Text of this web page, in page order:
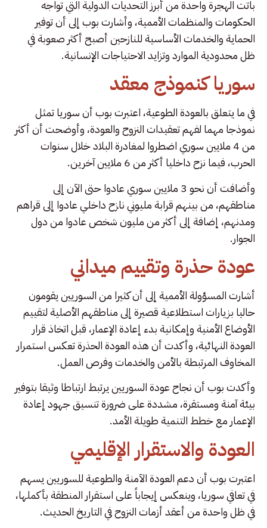
باتت الهجرة واحدة من أبرز التحديات الدولية التي تواجه
الحكومات والمنظمات الأممية، وأشارت بوب إلى أن توفير
الحماية والخدمات الأساسية للنازحين أصبح أكثر صعوبة في
ظل محدودية الموارد وتزايد الاحتياجات الإنسانية.
سوريا كنموذج معقد
في ما يتعلق بالعودة الطوعية، اعتبرت بوب أن سوريا تمثل
نموذجا مهما لفهم تعقيدات النزوح والعودة، وأوضحت أن أكثر
من 4 ملايين سوري اضطروا لمغادرة البلاد خلال سنوات
الحرب، فيما نزح داخليا أكثر من 6 ملايين آخرين.
وأضافت أن نحو 3 ملايين سوري عادوا حتى الآن إلى
مناطقهم، من بينهم قرابة مليوني نازح داخلي عادوا إلى قراهم
ومدنهم، إضافة إلى أكثر من مليون شخص عادوا من دول
الجوار.
عودة حذرة وتقييم ميداني
أشارت المسؤولة الأممية إلى أن كثيرا من السوريين يقومون
حاليا بزيارات استطلاعية قصيرة إلى مناطقهم الأصلية لتقييم
الأوضاع الأمنية وإمكانية بدء إعادة الإعمار، قبل اتخاذ قرار
العودة النهائية، وأكدت أن هذه العودة الحذرة تعكس استمرار
المخاوف المرتبطة بالأمن والخدمات وفرص العمل.
وأكدت بوب أن نجاح عودة السوريين يرتبط ارتباطا وثيقا بتوفير
بيئة آمنة ومستقرة، مشددة على ضرورة تنسيق جهود إعادة
الإعمار مع خطط التنمية طويلة الأمد.
العودة والاستقرار الإقليمي
اعتبرت بوب أن دعم العودة الآمنة والطوعية للسوريين يسهم
في تعافي سوريا، وينعكس إيجاباً على استقرار المنطقة بأكملها،
في ظل واحدة من أعقد أزمات النزوح في التاريخ الحديث.